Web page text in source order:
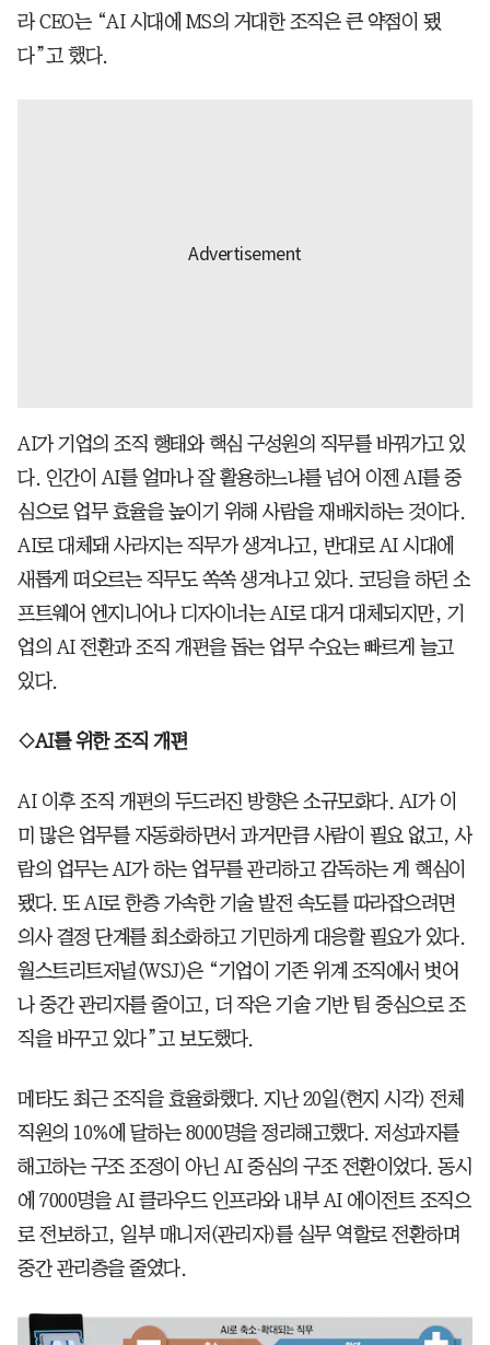
라 CEO는 “AI 시대에 MS의 거대한 조직은 큰 약점이 됐
다”고 했다.
AI가 기업의 조직 행태와 핵심 구성원의 직무를 바꿔가고 있
다. 인간이 AI를 얼마나 잘 활용하느냐를 넘어 이젠 AI를 중
심으로 업무 효율을 높이기 위해 사람을 재배치하는 것이다.
AI로 대체돼 사라지는 직무가 생겨나고, 반대로 AI 시대에
새롭게 떠오르는 직무도 쏙쏙 생겨나고 있다. 코딩을 하던 소
프트웨어 엔지니어나 디자이너는 AI로 대거 대체되지만, 기
업의 AI 전환과 조직 개편을 돕는 업무 수요는 빠르게 늘고
있다.
◇AI를 위한 조직 개편
AI 이후 조직 개편의 두드러진 방향은 소규모화다. AI가 이
미 많은 업무를 자동화하면서 과거만큼 사람이 필요 없고, 사
람의 업무는 AI가 하는 업무를 관리하고 감독하는 게 핵심이
됐다. 또 AI로 한층 가속한 기술 발전 속도를 따라잡으려면
의사 결정 단계를 최소화하고 기민하게 대응할 필요가 있다.
월스트리트저널(WSJ)은 “기업이 기존 위계 조직에서 벗어
나 중간 관리자를 줄이고, 더 작은 기술 기반 팀 중심으로 조
직을 바꾸고 있다”고 보도했다.
메타도 최근 조직을 효율화했다. 지난 20일(현지 시각) 전체
직원의 10%에 달하는 8000명을 정리해고했다. 저성과자를
해고하는 구조 조정이 아닌 AI 중심의 구조 전환이었다. 동시
에 7000명을 AI 클라우드 인프라와 내부 AI 에이전트 조직으
로 전보하고, 일부 매니저(관리자)를 실무 역할로 전환하며
중간 관리층을 줄였다.